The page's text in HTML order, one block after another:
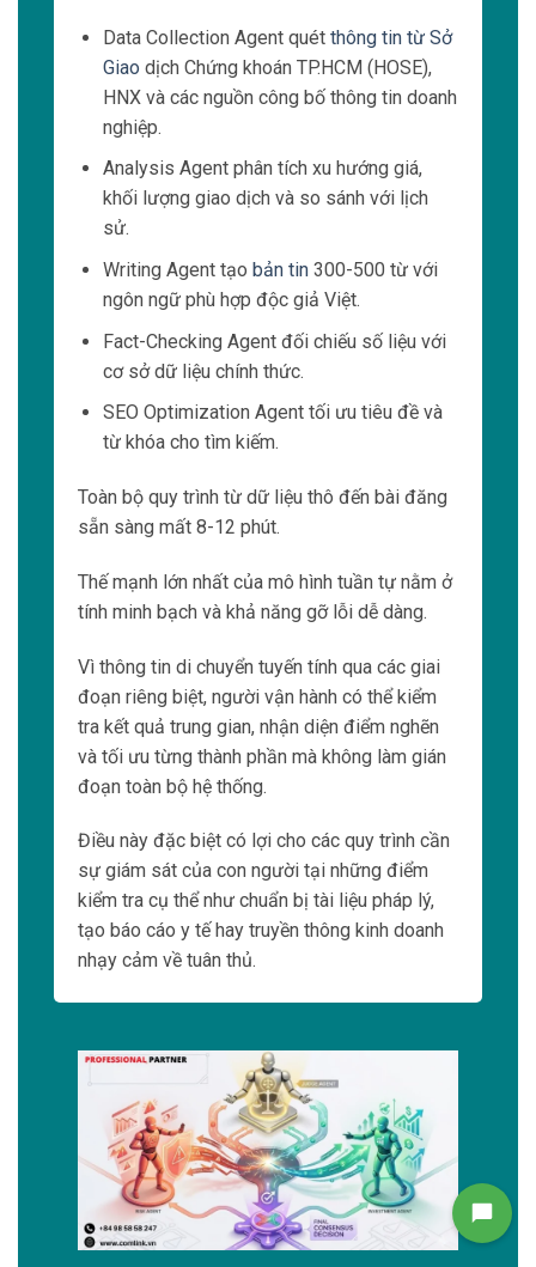
Data Collection Agent quét thông tin từ Sở
Giao dịch Chứng khoán TP.HCM (HOSE),
HNX và các nguồn công bố thông tin doanh
nghiệp.
Analysis Agent phân tích xu hướng giá,
khối lượng giao dịch và so sánh với lịch
sử.
Writing Agent tạo bản tin300-500 từ với
ngôn ngữ phù hợp độc giả Việt.
Fact-Checking Agent đối chiếu số liệu với
cơ sở dữ liệu chính thức.
SEO Optimization Agent tối ưu tiêu đề và
từ khóa cho tìm kiếm.
Toàn bộ quy trình từ dữ liệu thô đến bài đăng
sẵn sàng mất 8-12 phút.
Thế mạnh lớn nhất của mô hình tuần tự nằm ở
tính minh bạch và khả năng gỡ lỗi dễ dàng.
Vì thông tin di chuyển tuyến tính qua các giai
đoạn riêng biệt, người vận hành có thể kiểm
tra kết quả trung gian, nhận diện điểm nghẽn
và tối ưu từng thành phần mà không làm gián
đoạn toàn bộ hệ thống.
Điều này đặc biệt có lợi cho các quy trình cần
sự giám sát của con người tại những điểm
kiểm tra cụ thể như chuẩn bị tài liệu pháp lý,
tạo báo cáo y tế hay truyền thông kinh doanh
nhạy cảm về tuân thủ.